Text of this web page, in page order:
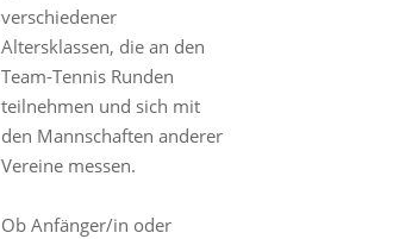
verschiedener
Altersklassen, die an den
Team-Tennis Runden
teilnehmen und sich mit
den Mannschaften anderer
Vereine messen.
Ob Anfänger/in oder